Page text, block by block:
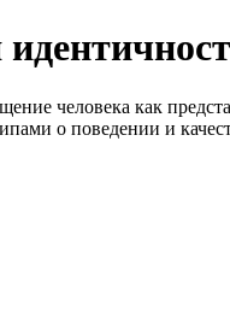
человека как
о поведении и